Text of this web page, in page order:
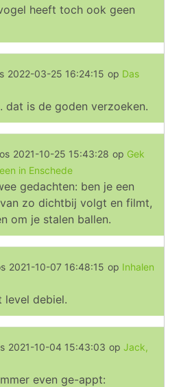
heeft toch ook geen
2022-03-25 16:24:15 op Das
dat is de goden verzoeken.
2021-10-25 15:43:28 op Gek
in Enschede
gedachten: ben je een
zo dichtbij volgt en filmt,
om je stalen ballen.
2021-10-07 16:48:15 op Inhalen
level debiel.
2021-10-04 15:43:03 op Jack,
even ge-appt: